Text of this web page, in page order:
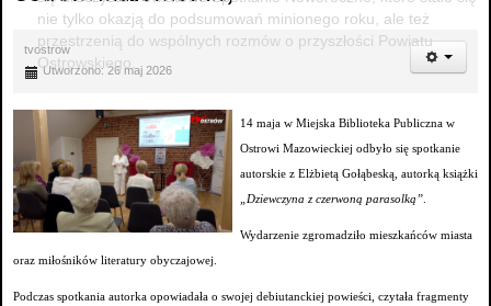
nie tylko okazją do podsumowań minionego roku, ale też
przestrzenią do wspólnych rozmów o przyszłości Powiatu
Ostrowskiego.
tvostrow
Utworzono: 26 maj 2026
14 maja w Miejska Biblioteka Publiczna w
Ostrowi Mazowieckiej odbyło się spotkanie
autorskie z Elżbietą Gołąbeską, autorką książki
„Dziewczyna z czerwoną parasolką”
Wydarzenie zgromadziło mieszkańców miasta
oraz miłośników literatury obyczajowej.
Podczas spotkania autorka opowiadała o swojej debiutanckiej powieści, czytała fragmenty